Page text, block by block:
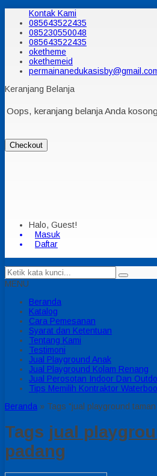
Kontak Kami
085643522435
085230550048
085643522435
oketheme
okethemeid
Keranjang Belanja
Oops, keranjang belanja Anda
Checkout
Halo, Guest!
Masuk
Daftar
MENU
Beranda
Katalog
Cara Pemesanan
Syarat dan Ketentuan
Tentang Kami
Testimoni
Jual Playground Anak
Jual Playground Kolam Renang
Jual Perosotan Indoor Dan
Tips Memilih Kontraktor
Beranda » Tags "jual playground
Tags jual
padang